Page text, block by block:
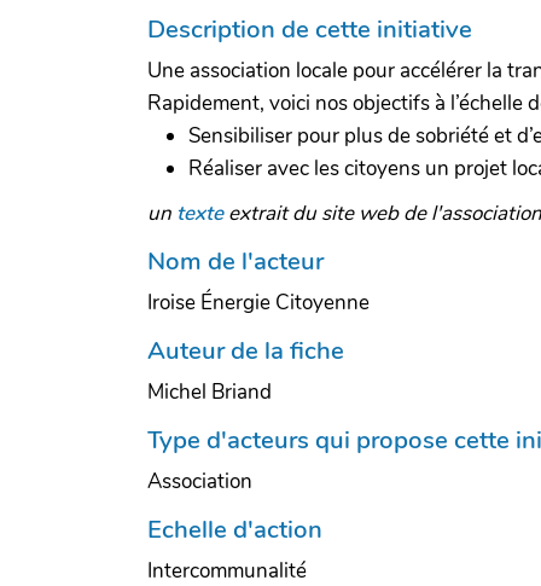
Description de cette initiative
Une association locale pour accélérer la
Rapidement, voici nos objectifs à l’échelle
Sensibiliser pour plus de sobriété et
Réaliser avec les citoyens un projet
un texteextrait du site web de l'association
Nom de l'acteur
Iroise Énergie Citoyenne
Auteur de la fiche
Michel Briand
Type d'acteurs qui propose cette
Association
Echelle d'action
Intercommunalité